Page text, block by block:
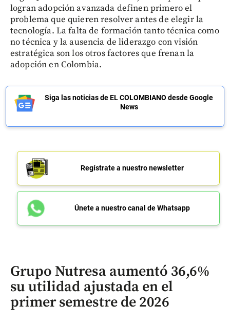
logran adopción avanzada definen primero el
problema que quieren resolver antes de elegir la
tecnología. La falta de formación tanto técnica como
no técnica y la ausencia de liderazgo con visión
estratégica son los otros factores que frenan la
adopción en Colombia.
Siga las noticias de EL COLOMBIANO desde Google
News
Regístrate a nuestro newsletter
Únete a nuestro canal de Whatsapp
Grupo Nutresa aumentó 36,6%
su utilidad ajustada en el
primer semestre de 2026